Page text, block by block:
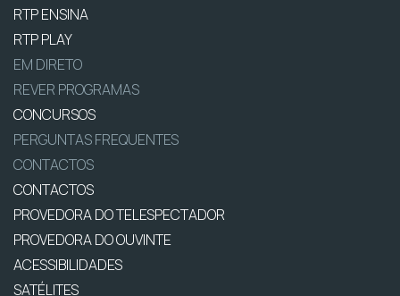
RTP ENSINA
RTP PLAY
EM DIRETO
REVER PROGRAMAS
CONCURSOS
PERGUNTAS FREQUENTES
CONTACTOS
CONTACTOS
PROVEDORA DO TELESPECTADOR
PROVEDORA DO OUVINTE
ACESSIBILIDADES
SATÉLITES